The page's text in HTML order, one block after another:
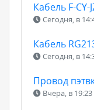
Кабель F-
Сегодня, в
Кабель
Сегодня, в
Провод
Вчера, в 19:23